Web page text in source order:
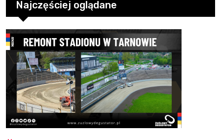
Najczęściej oglądane